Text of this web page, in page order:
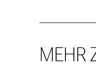
MEHR